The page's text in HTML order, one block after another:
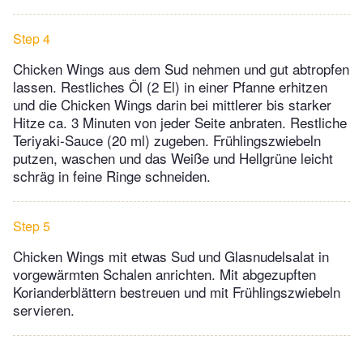
Step 4
Chicken Wings aus dem Sud nehmen und gut abtropfen
lassen. Restliches Öl (2 El) in einer Pfanne erhitzen
und die Chicken Wings darin bei mittlerer bis starker
Hitze ca. 3 Minuten von jeder Seite anbraten. Restliche
Teriyaki-Sauce (20 ml) zugeben. Frühlingszwiebeln
putzen, waschen und das Weiße und Hellgrüne leicht
schräg in feine Ringe schneiden.
Step 5
Chicken Wings mit etwas Sud und Glasnudelsalat in
vorgewärmten Schalen anrichten. Mit abgezupften
Korianderblättern bestreuen und mit Frühlingszwiebeln
servieren.